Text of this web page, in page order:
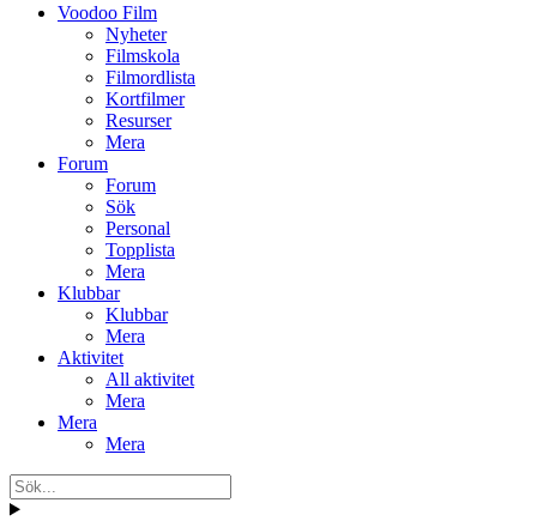
Voodoo Film
Nyheter
Filmskola
Filmordlista
Kortfilmer
Resurser
Mera
Forum
Forum
Sök
Personal
Topplista
Mera
Klubbar
Klubbar
Mera
Aktivitet
All aktivitet
Mera
Mera
Mera